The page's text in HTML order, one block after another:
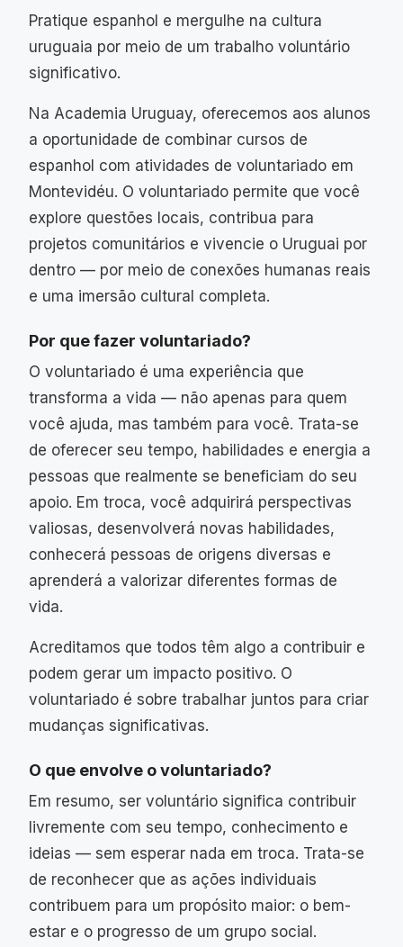
Pratique espanhol e mergulhe na cultura
uruguaia por meio de um trabalho voluntário
significativo.
Na Academia Uruguay, oferecemos aos alunos
a oportunidade de combinar cursos de
espanhol com atividades de voluntariado em
Montevidéu. O voluntariado permite que você
explore questões locais, contribua para
projetos comunitários e vivencie o Uruguai por
dentro — por meio de conexões humanas reais
e uma imersão cultural completa.
Por que fazer voluntariado?
O voluntariado é uma experiência que
transforma a vida — não apenas para quem
você ajuda, mas também para você. Trata-se
de oferecer seu tempo, habilidades e energia a
pessoas que realmente se beneficiam do seu
apoio. Em troca, você adquirirá perspectivas
valiosas, desenvolverá novas habilidades,
conhecerá pessoas de origens diversas e
aprenderá a valorizar diferentes formas de
vida.
Acreditamos que todos têm algo a contribuir e
podem gerar um impacto positivo. O
voluntariado é sobre trabalhar juntos para criar
mudanças significativas.
O que envolve o voluntariado?
Em resumo, ser voluntário significa contribuir
livremente com seu tempo, conhecimento e
ideias — sem esperar nada em troca. Trata-se
de reconhecer que as ações individuais
contribuem para um propósito maior: o bem-
estar e o progresso de um grupo social.